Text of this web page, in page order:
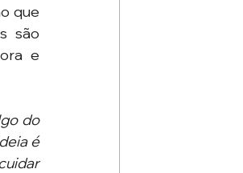
que
são
e
do
é